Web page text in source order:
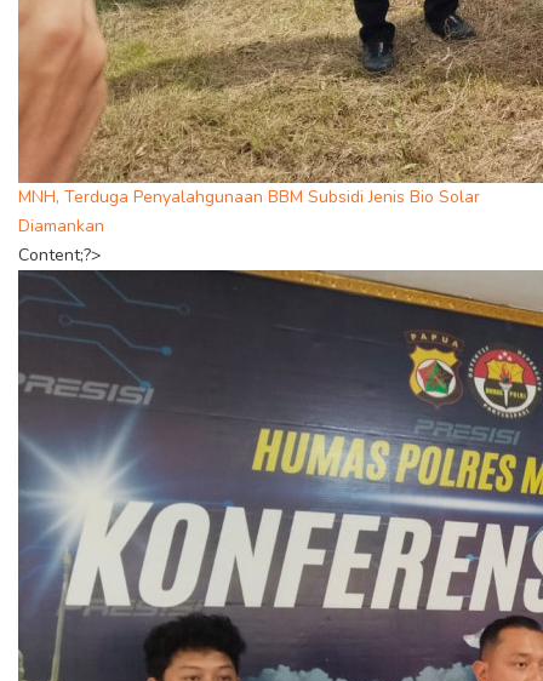
MNH, Terduga Penyalahgunaan BBM Subsidi Jenis Bio Solar
Diamankan
Content;?>